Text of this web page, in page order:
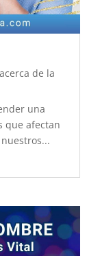
de la
una
que afectan